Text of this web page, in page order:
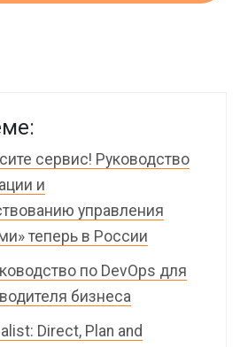
сервис! Руководство
и
управления
теперь в России
по DevOps для
бизнеса
Direct, Plan and